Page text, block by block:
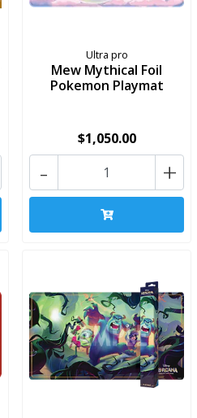
Ultra pro
Mew Mythical Foil
Pokemon Playmat
$1,050.00
+
-